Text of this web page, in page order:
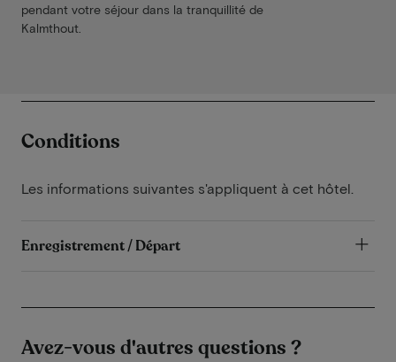
pendant votre séjour dans la tranquillité de
Kalmthout.
Conditions
Les informations suivantes s'appliquent à cet hôtel.
Enregistrement / Départ
Avez-vous d'autres questions ?